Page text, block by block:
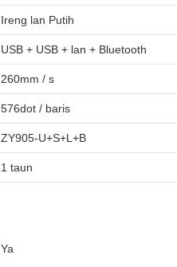
Ireng lan Putih
USB + USB + lan + Bluetooth
260mm / s
576dot / baris
ZY905-U+S+L+B
1 taun
Ya